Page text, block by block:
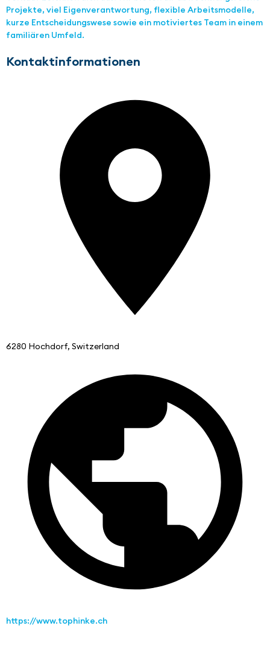
Projekte, viel Eigenverantwortung, flexible Arbeitsmodelle,
kurze Entscheidungswese sowie ein motiviertes Team in einem
familiären Umfeld.
Kontaktinformationen
6280 Hochdorf, Switzerland
https://www.tophinke.ch